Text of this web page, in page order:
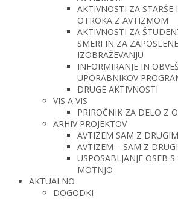
AKTIVNOSTI ZA STARŠE
OTROKA Z AVTIZMOM
AKTIVNOSTI ZA
SMERI IN ZA
IZOBRAŽEVANJU
INFORMIRANJE IN
UPORABNIKOV
DRUGE AKTIVNOSTI
VIS A VIS
PRIROČNIK ZA DELO Z
ARHIV PROJEKTOV
AVTIZEM SAM Z
AVTIZEM – SAM Z
USPOSABLJANJE OSEB
MOTNJO
AKTUALNO
DOGODKI